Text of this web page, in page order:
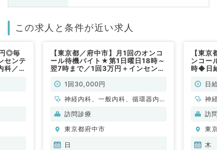
この求人と条件が近い求人
◎毎
センテ
科／非
【東京都／府中市】月1回のオンコ
ール待機バイト★第1日曜日18時～
翌7時まで／1回3万円＋インセンテ
1回30,000円
神経内科、一般内科、循環器内
科、呼吸器内科、消化器内科、内
内科、膠原病科
訪問診療
東京都府中市
日
【東
ンコー
時◆日
日
神
科
内
訪
東
木